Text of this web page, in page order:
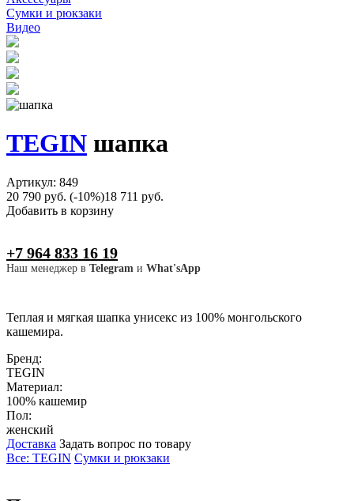
Сумки и рюкзаки
Видео
TEGIN шапка
Артикул: 849
20 790 руб. (-10%)18 711 руб.
Добавить в корзину
+7 964 833 16 19
Наш менеджер в Telegram и What'sApp
Теплая и мягкая шапка унисекс из 100% монгольского
кашемира.
Бренд:
TEGIN
Материал:
100% кашемир
Пол:
женский
Доставка Задать вопрос по товару
Все: TEGIN Сумки и рюкзаки